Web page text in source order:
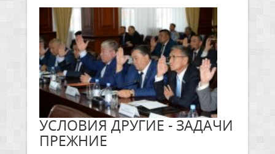
УСЛОВИЯ ДРУГИЕ - ЗАДАЧИ
ПРЕЖНИЕ